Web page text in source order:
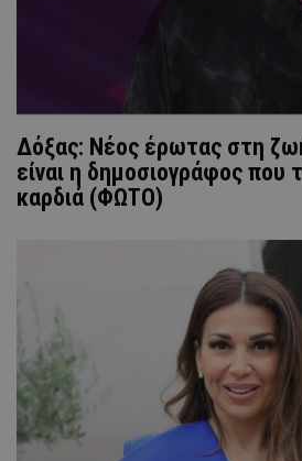
Δόξας: Νέος έρωτας στη
είναι η δημοσιογράφος που
καρδιά (ΦΩΤΟ)